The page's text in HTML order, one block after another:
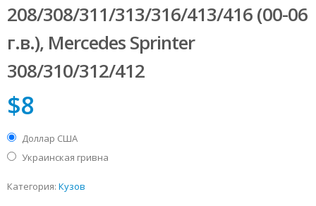
208/308/311/313/316/413/416 (00-06
г.в.), Mercedes Sprinter
308/310/312/412
$8
Доллар США
Украинская гривна
Категория: Кузов